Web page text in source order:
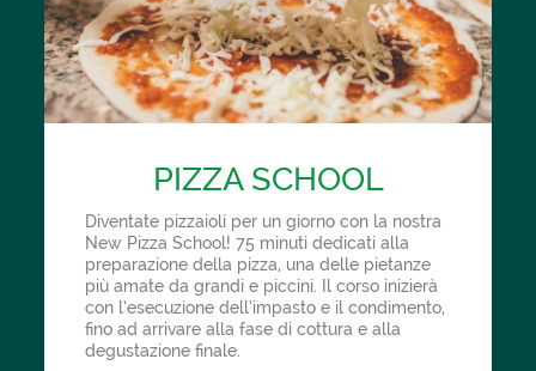
PIZZA SCHOOL
Diventate pizzaioli per un giorno con la nostra
New Pizza School! 75 minuti dedicati alla
preparazione della pizza, una delle pietanze
più amate da grandi e piccini. Il corso inizierà
con l’esecuzione dell’impasto e il condimento,
fino ad arrivare alla fase di cottura e alla
degustazione finale.